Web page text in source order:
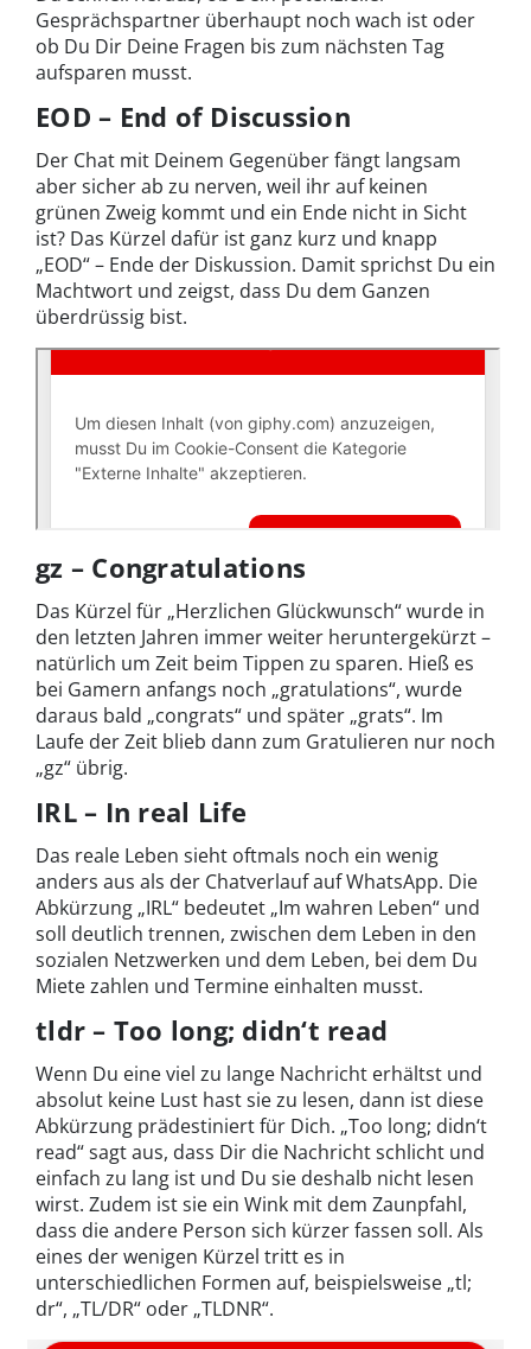
Gesprächspartner überhaupt noch wach ist oder
ob Du Dir Deine Fragen bis zum nächsten Tag
aufsparen musst.
EOD – End of Discussion
Der Chat mit Deinem Gegenüber fängt langsam
aber sicher ab zu nerven, weil ihr auf keinen
grünen Zweig kommt und ein Ende nicht in Sicht
ist? Das Kürzel dafür ist ganz kurz und knapp
„EOD“ – Ende der Diskussion. Damit sprichst Du ein
Machtwort und zeigst, dass Du dem Ganzen
überdrüssig bist.
gz – Congratulations
Das Kürzel für „Herzlichen Glückwunsch“ wurde in
den letzten Jahren immer weiter heruntergekürzt –
natürlich um Zeit beim Tippen zu sparen. Hieß es
bei Gamern anfangs noch „gratulations“, wurde
daraus bald „congrats“ und später „grats“. Im
Laufe der Zeit blieb dann zum Gratulieren nur noch
„gz“ übrig.
IRL – In real Life
Das reale Leben sieht oftmals noch ein wenig
anders aus als der Chatverlauf auf WhatsApp. Die
Abkürzung „IRL“ bedeutet „Im wahren Leben“ und
soll deutlich trennen, zwischen dem Leben in den
sozialen Netzwerken und dem Leben, bei dem Du
Miete zahlen und Termine einhalten musst.
tldr – Too long; didn‘t read
Wenn Du eine viel zu lange Nachricht erhältst und
absolut keine Lust hast sie zu lesen, dann ist diese
Abkürzung prädestiniert für Dich. „Too long; didn‘t
read“ sagt aus, dass Dir die Nachricht schlicht und
einfach zu lang ist und Du sie deshalb nicht lesen
wirst. Zudem ist sie ein Wink mit dem Zaunpfahl,
dass die andere Person sich kürzer fassen soll. Als
eines der wenigen Kürzel tritt es in
unterschiedlichen Formen auf, beispielsweise „tl;
dr“, „TL/DR“ oder „TLDNR“.